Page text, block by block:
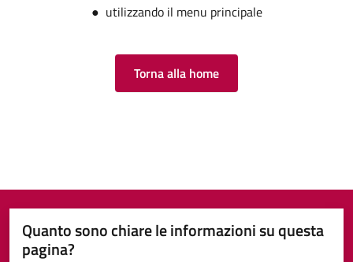
● utilizzando il menu principale
Torna alla home
Quanto sono chiare le informazioni su questa
pagina?